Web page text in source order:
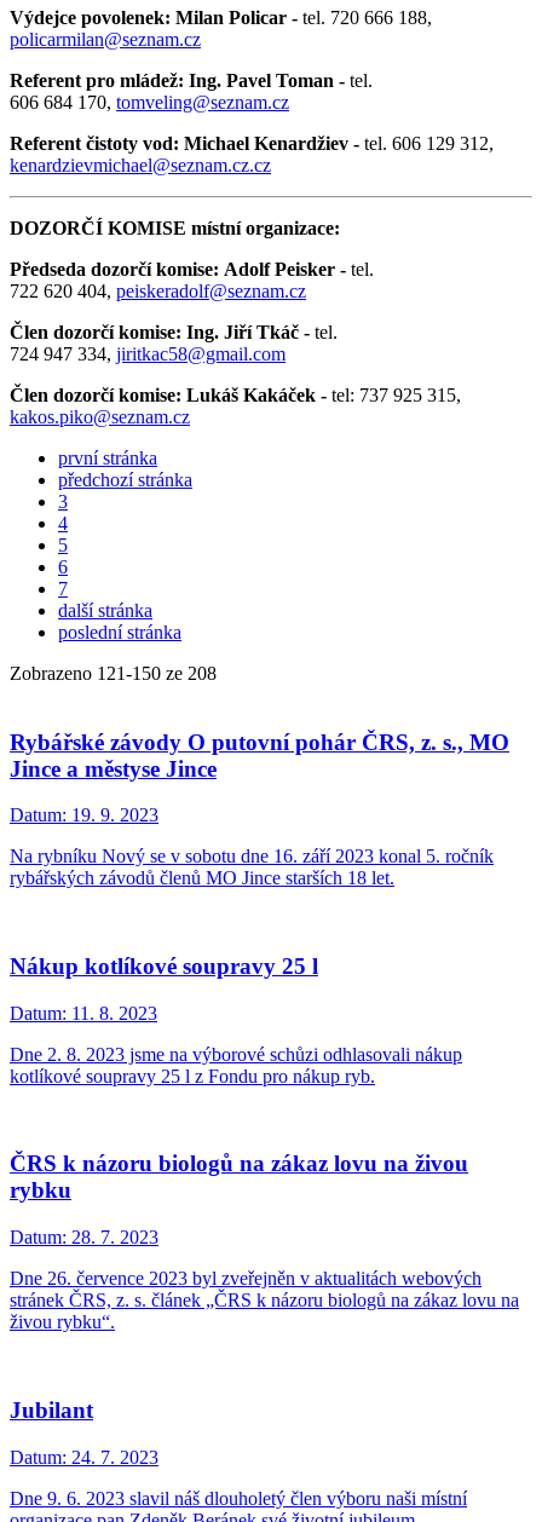
Výdejce povolenek: Milan Policar - tel. 720 666 188,
policarmilan@seznam.cz
Referent pro mládež: Ing. Pavel Toman - tel.
606 684 170, tomveling@seznam.cz
Referent čistoty vod: Michael Kenardžiev - tel. 606 129 312,
kenardzievmichael@seznam.cz.cz
DOZORČÍ KOMISE místní organizace:
Předseda dozorčí komise: Adolf Peisker - tel.
722 620 404, peiskeradolf@seznam.cz
Člen dozorčí komise: Ing. Jiří Tkáč - tel.
724 947 334, jiritkac58@gmail.com
Člen dozorčí komise: Lukáš Kakáček - tel: 737 925 315,
kakos.piko@seznam.cz
první stránka
předchozí stránka
3
4
5
6
7
další stránka
poslední stránka
Zobrazeno 121-150 ze 208
Rybářské závody O putovní pohár ČRS, z. s., MO
Jince a městyse Jince
Datum: 19. 9. 2023
Na rybníku Nový se v sobotu dne 16. září 2023 konal 5. ročník
rybářských závodů členů MO Jince starších 18 let.
Nákup kotlíkové soupravy 25 l
Datum: 11. 8. 2023
Dne 2. 8. 2023 jsme na výborové schůzi odhlasovali nákup
kotlíkové soupravy 25 l z Fondu pro nákup ryb.
ČRS k názoru biologů na zákaz lovu na živou
rybku
Datum: 28. 7. 2023
Dne 26. července 2023 byl zveřejněn v aktualitách webových
stránek ČRS, z. s. článek „ČRS k názoru biologů na zákaz lovu na
živou rybku“.
Jubilant
Datum: 24. 7. 2023
Dne 9. 6. 2023 slavil náš dlouholetý člen výboru naši místní